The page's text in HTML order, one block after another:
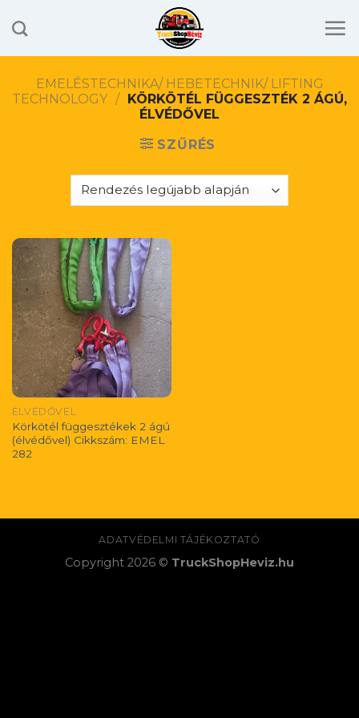
to
EMELÉSTECHNIKA/ HEBETECHNIK/ LIFTING
TECHNOLOGY / KÖRKÖTÉL FÜGGESZTÉK 2 ÁGÚ,
ÉLVÉDŐVEL
SZŰRÉS
ÉLVÉDŐVEL
Körkötél függesztékek 2 ágú
(élvédővel) Cikkszám: EMEL
282
ADATVÉDELMI TÁJÉKOZTATÓ
Copyright 2026 © TruckShopHeviz.hu